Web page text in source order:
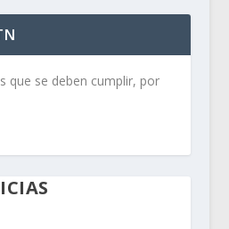
que se deben cumplir, por